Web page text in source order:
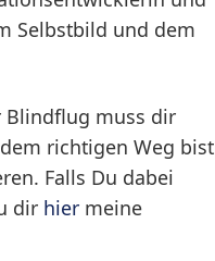
Selbstbild und dem
Blindflug muss dir
richtigen Weg bist
Falls Du dabei
dir hier meine